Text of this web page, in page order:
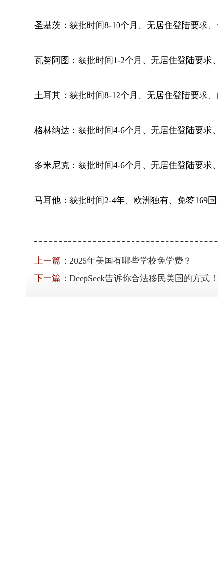
圣基茨：获批时间8-10个月、无居住登陆要求
瓦努阿图：获批时间1-2个月、无居住登陆要求
土耳其：获批时间8-12个月、无居住登陆要求
格林纳达：获批时间4-6个月、无居住登陆要求
多米尼克：获批时间4-6个月、无居住登陆要求
马耳他：获批时间2-4年、欧洲独有、免签169国
上一篇： 2025年美国有哪些学校免学费？
下一篇： DeepSeek告诉你合法移民美国的方式！